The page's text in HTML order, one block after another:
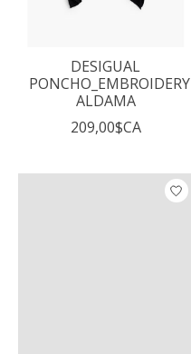
DESIGUAL
PONCHO_EMBROIDERY
ALDAMA
209,00$CA